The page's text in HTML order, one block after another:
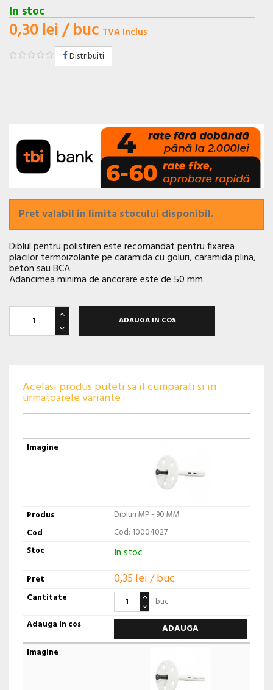
In stoc
0,30 lei/ buc TVA Inclus
Distribuiti
Pret valabil in limita stocului disponibil.
Diblul pentru polistiren este recomandat pentru fixarea
placilor termoizolante pe caramida cu goluri, caramida plina,
beton sau BCA.
Adancimea minima de ancorare este de 50 mm.
ADAUGA IN COS
Acelasi produs puteti sa il cumparati si in
urmatoarele variante
Dibluri MP - 90 MM
Cod: 10004027
In stoc
0,35 lei / buc
buc
ADAUGA